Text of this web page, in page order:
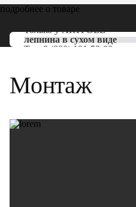
подробнее о товаре
Только уARTPOLE
лепнина в сухом виде
Тел: 8 (800) 101-53-00
Монтаж